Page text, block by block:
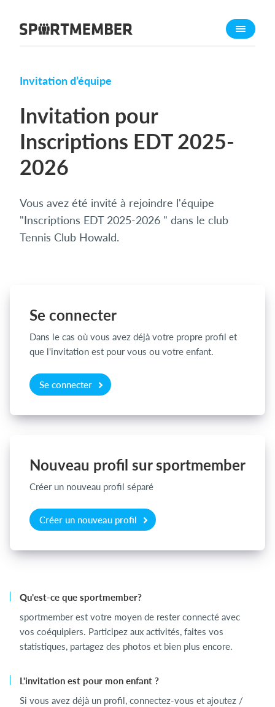
À propos de sportmember
Fonctionnalités
Calendrier sportif
Collecte de cotisations
Application sportive
Boutique en ligne
Se connecter
Invitation d’équipe
Invitation pour
Inscriptions EDT 2025-
2026
Vous avez été invité à rejoindre l'équipe
"Inscriptions EDT 2025-2026 " dans le club
Tennis Club Howald.
Se connecter
Dans le cas où vous avez déjà votre propre profil et
que l'invitation est pour vous ou votre enfant.
Se connecter
Nouveau profil sur sportmember
Créer un nouveau profil séparé
Créer un nouveau profil
Qu'est-ce que sportmember?
sportmember est votre moyen de rester connecté avec
vos coéquipiers. Participez aux activités, faites vos
statistiques, partagez des photos et bien plus encore.
L'invitation est pour mon enfant ?
Si vous avez déjà un profil, connectez-vous et ajoutez /